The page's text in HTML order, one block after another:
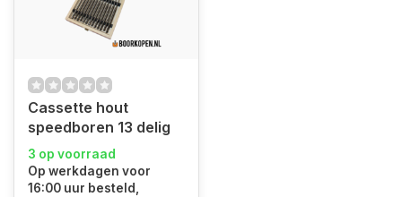
Cassette hout
speedboren 13 delig
3 op voorraad
Op werkdagen voor
16:00 uur besteld,